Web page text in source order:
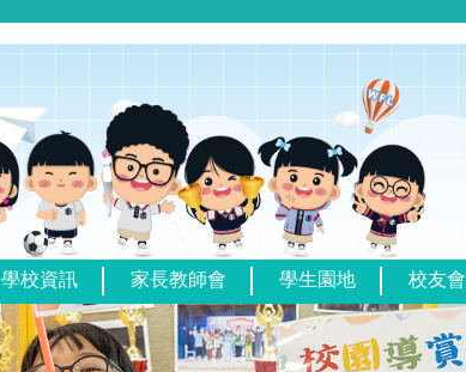
學校資訊 家長教師會 學生園地 校友會